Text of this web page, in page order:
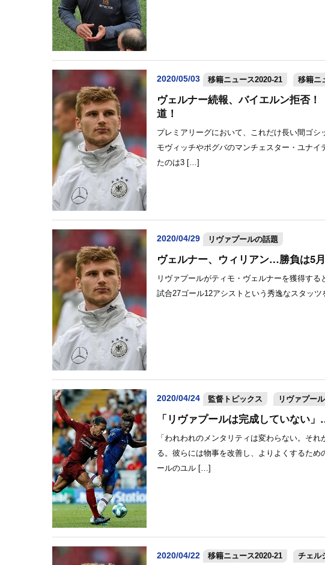
2020/05/03 移籍ニュース2020-21 移籍ニ
ヴェルナー続報、バイエルン拒否
道！
プレミアリーグにおいて、これだけ長い間ゴ
モヴィッチやポグバのマンチェスター・ユナ
たのは3 […]
2020/04/29 リヴァプールの話題
ヴェルナー、ウィリアン…勝負は5
リヴァプールがティモ・ヴェルナーを獲得す
試合27ゴール12アシストという秀逸なスタッ
2020/04/24 監督トピックス リヴァプー
「リヴァプールは完成していない
「われわれのメンタリティは変わらない。そ
る。彼らには物事を改善し、よりよくするた
ールのユル […]
2020/04/22 移籍ニュース2020-21 チェル